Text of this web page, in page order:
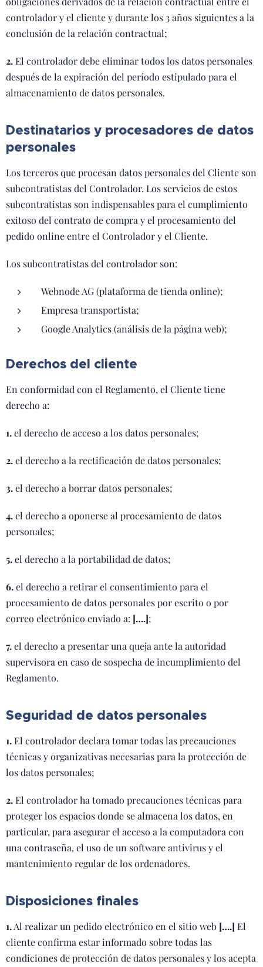
controlador y el cliente y durante los 3 años siguientes a la
conclusión de la relación contractual;
2.El controlador debe eliminar todos los datos personales
después de la expiración del período estipulado para el
almacenamiento de datos personales.
Destinatarios y procesadores de datos
personales
Los terceros que procesan datos personales del Cliente son
subcontratistas del Controlador. Los servicios de estos
subcontratistas son indispensables para el cumplimiento
exitoso del contrato de compra y el procesamiento del
pedido online entre el Controlador y el Cliente.
Los subcontratistas del controlador son:
Webnode AG (plataforma de tienda online);
Empresa transportista;
Google Analytics (análisis de la página web);
Derechos del cliente
En conformidad con el Reglamento, el Cliente tiene
derecho a:
1.el derecho de acceso a los datos personales;
2.el derecho a la rectificación de datos personales;
3.el derecho a borrar datos personales;
4.el derecho a oponerse al procesamiento de datos
personales;
5.el derecho a la portabilidad de datos;
6.el derecho a retirar el consentimiento para el
procesamiento de datos personales por escrito o por
correo electrónico enviado a: [….];
7.el derecho a presentar una queja ante la autoridad
supervisora en caso de sospecha de incumplimiento del
Reglamento.
Seguridad de datos personales
1.El controlador declara tomar todas las precauciones
técnicas y organizativas necesarias para la protección de
los datos personales;
2.El controlador ha tomado precauciones técnicas para
proteger los espacios donde se almacena los datos, en
particular, para asegurar el acceso a la computadora con
una contraseña, el uso de un software antivirus y el
mantenimiento regular de los ordenadores.
Disposiciones finales
1.Al realizar un pedido electrónico en el sitio web [….] El
cliente confirma estar informado sobre todas las
condiciones de protección de datos personales y los acepta